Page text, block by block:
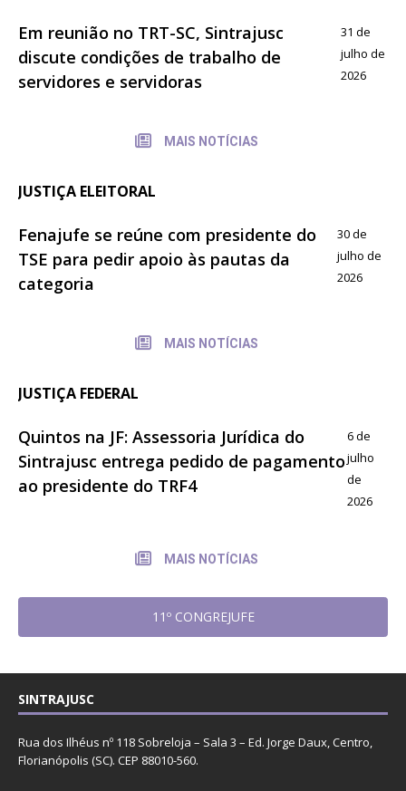
Em reunião no TRT-SC, Sintrajusc
discute condições de trabalho de
servidores e servidoras
31 de
julho de
2026
MAIS NOTÍCIAS
JUSTIÇA ELEITORAL
Fenajufe se reúne com presidente do
TSE para pedir apoio às pautas da
categoria
30 de
julho de
2026
MAIS NOTÍCIAS
JUSTIÇA FEDERAL
Quintos na JF: Assessoria Jurídica do
Sintrajusc entrega pedido de pagamento
ao presidente do TRF4
6 de
julho
de
2026
MAIS NOTÍCIAS
11º CONGREJUFE
SINTRAJUSC
Rua dos Ilhéus nº 118 Sobreloja – Sala 3 – Ed. Jorge Daux, Centro,
Florianópolis (SC). CEP 88010-560.